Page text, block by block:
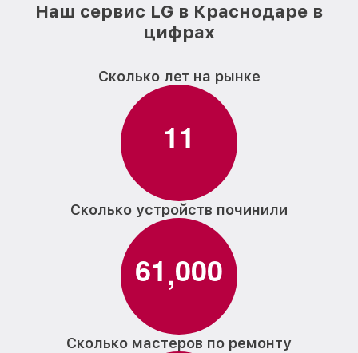
Наш сервис LG в Краснодаре в
цифрах
Сколько лет на рынке
11
Сколько устройств починили
61,000
Сколько мастеров по ремонту